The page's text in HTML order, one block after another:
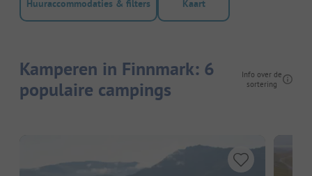
Huuraccommodaties & filters Kaart
Kamperen in Finnmark: 6
populaire campings
Info over de
sortering